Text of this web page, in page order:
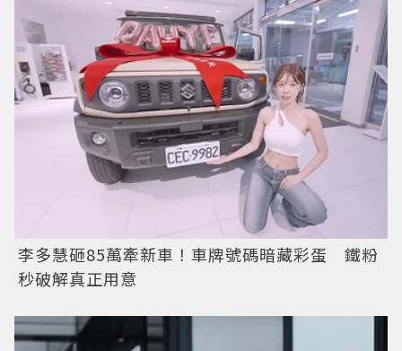
李多慧砸85萬牽新車！車牌號碼暗藏彩蛋 鐵粉
秒破解真正用意